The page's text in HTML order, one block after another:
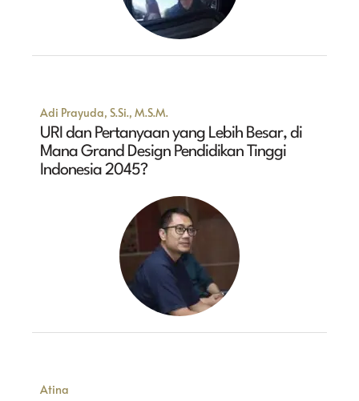
Adi Prayuda, S.Si., M.S.M.
URI dan Pertanyaan yang Lebih Besar, di
Mana Grand Design Pendidikan Tinggi
Indonesia 2045?
Atina